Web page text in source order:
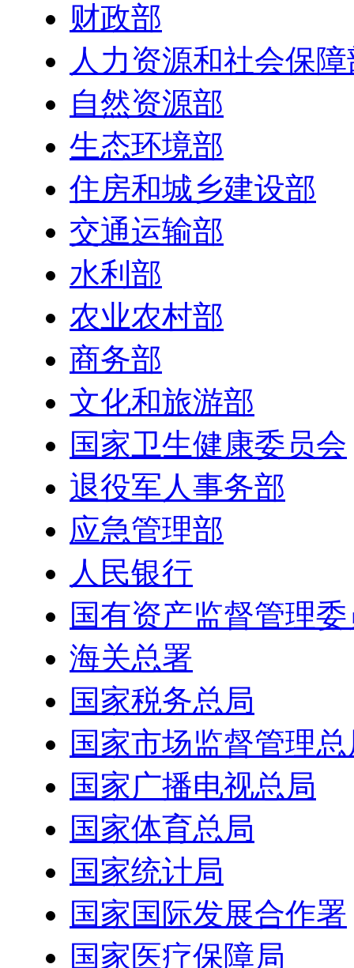
财政部
人力资源和社会保
自然资源部
生态环境部
住房和城乡建设部
交通运输部
水利部
农业农村部
商务部
文化和旅游部
国家卫生健康委员会
退役军人事务部
应急管理部
人民银行
国有资产监督管理
海关总署
国家税务总局
国家市场监督管理
国家广播电视总局
国家体育总局
国家统计局
国家国际发展合作署
国家医疗保障局